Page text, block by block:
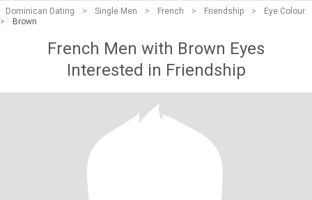
Dominican Dating > Single Men > French > Friendship >
Eye Colour
>
Brown
French Men with Brown Eyes
Interested in Friendship